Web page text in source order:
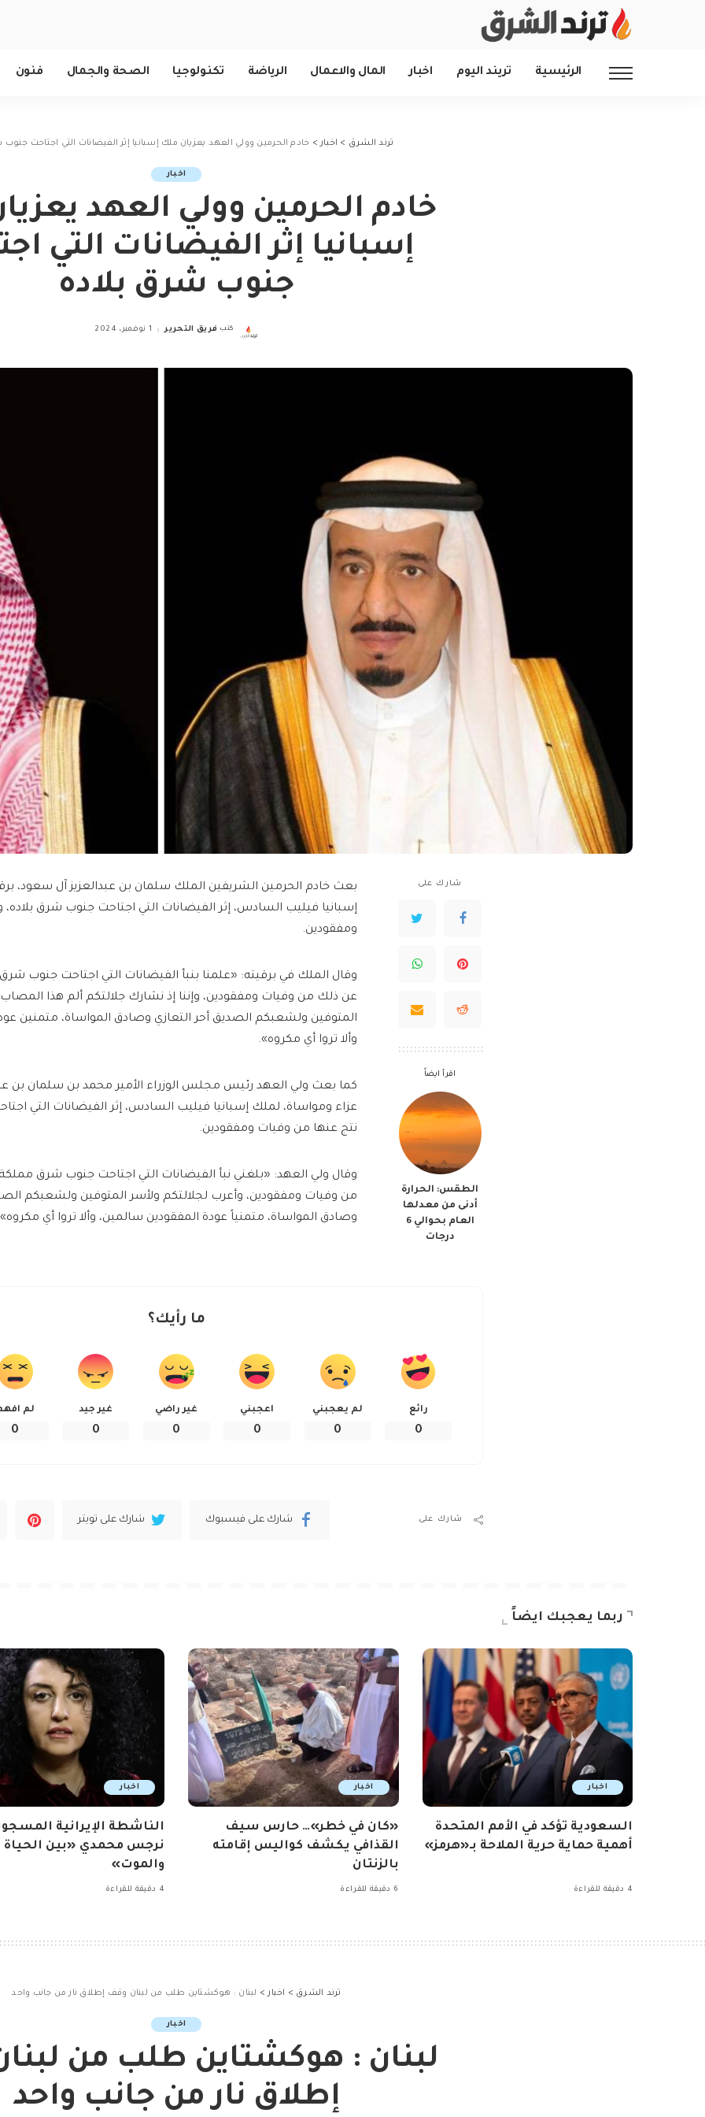
الرئيسية تريند اليوم اخبار المال والاعمال الرياضة تكنولوجيا الصحة والجمال فنون
ترند الشرق > اخبار > خادم الحرمين وولي العهد يعزيان ملك إسبانيا إثر الفيضانات التي اجتاحت
اخبار
خادم الحرمين وولي العهد
إسبانيا إثر الفيضانات التي
جنوب شرق بلاده
Posted
كتب فريق التحرير 1 نوفمبر، 2024
شارك على
اقرأ ايضاً
الطقس: الحرارة
أدنى من معدلها
العام بحوالي 6
درجات
بعث خادم الحرمين الشريفين الملك سلمان بن عبدالعزيز آل سعود،
إسبانيا فيليب السادس، إثر الفيضانات التي اجتاحت جنوب شرق
ومفقودين.
وقال الملك في برقيته: «علمنا بنبأ الفيضانات التي اجتاحت جنوب شرق
عن ذلك من وفيات ومفقودين، وإننا إذ نشارك جلالتكم ألم هذا
المتوفين ولشعبكم الصديق أحر التعازي وصادق المواساة، متمنين
وألا تروا أي مكروه».
كما بعث ولي العهد رئيس مجلس الوزراء الأمير محمد بن سلمان بن
عزاء ومواساة، لملك إسبانيا فيليب السادس، إثر الفيضانات التي
نتج عنها من وفيات ومفقودين.
وقال ولي العهد: «بلغني نبأ الفيضانات التي اجتاحت جنوب شرق مملكة
من وفيات ومفقودين، وأعرب لجلالتكم ولأسر المتوفين ولشعبكم
وصادق المواساة، متمنياً عودة المفقودين سالمين، وألا تروا أي
ما رأيك؟
رائع
0
لم يعجبني
0
اعجبني
0
غير راضي
0
غير جيد
0
لم
0
شارك على شارك على فيسبوك شارك على تويتر
ربما يعجبك ايضاً
اخبار
السعودية تؤكد في الأمم المتحدة
أهمية حماية حرية الملاحة بـ«هرمز»
4 دقيقة للقراءة
اخبار
«كان في خطر»… حارس سيف
القذافي يكشف كواليس إقامته
بالزنتان
6 دقيقة للقراءة
اخبار
الناشطة الإيرانية
نرجس محمدي «بين الحياة
والموت»
4 دقيقة للقراءة
ترند الشرق > اخبار > لبنان : هوكشتاين طلب من لبنان وقف إطلاق نار من جانب واحد
اخبار
لبنان : هوكشتاين طلب من
إطلاق نار من جانب واحد